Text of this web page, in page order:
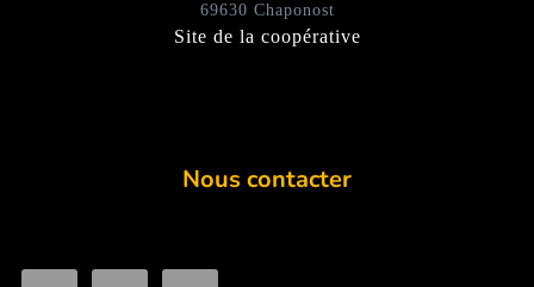
69630 Chaponost
Site de la coopérative
Nous contacter